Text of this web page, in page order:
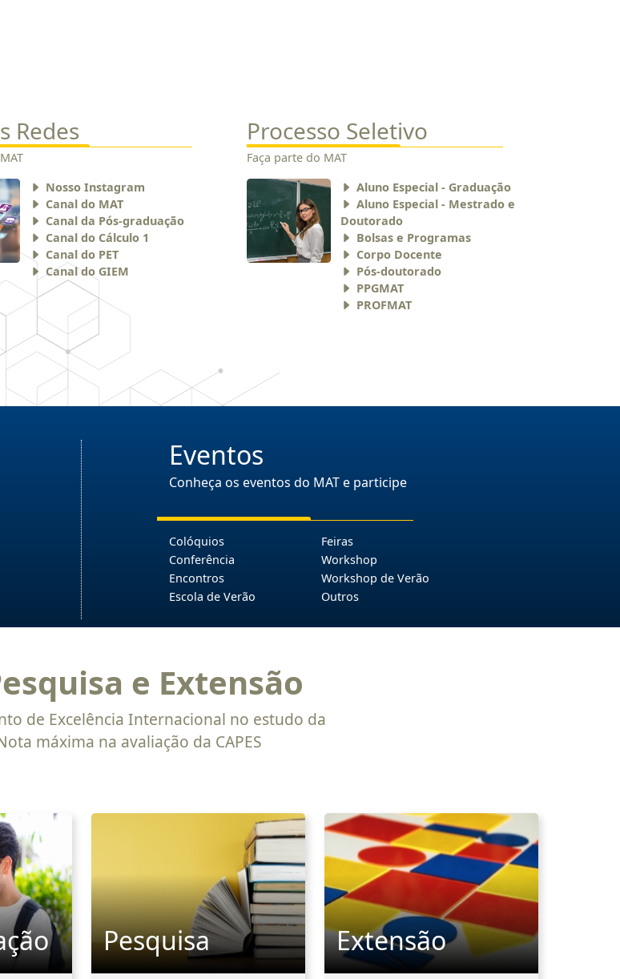
Redes
Nosso Instagram
Canal do MAT
Canal da Pós-graduação
Canal do Cálculo 1
Canal do PET
Canal do GIEM
Processo Seletivo
Faça parte do MAT
Aluno Especial - Graduação
Aluno Especial - Mestrado e
Doutorado
Bolsas e Programas
Corpo Docente
Pós-doutorado
PPGMAT
PROFMAT
Eventos
Conheça os eventos do MAT e participe
Colóquios
Conferência
Encontros
Escola de Verão
Feiras
Workshop
Workshop de Verão
Outros
e Extensão
de Excelência Internacional no estudo da
máxima na avaliação da CAPES
Pesquisa Extensão